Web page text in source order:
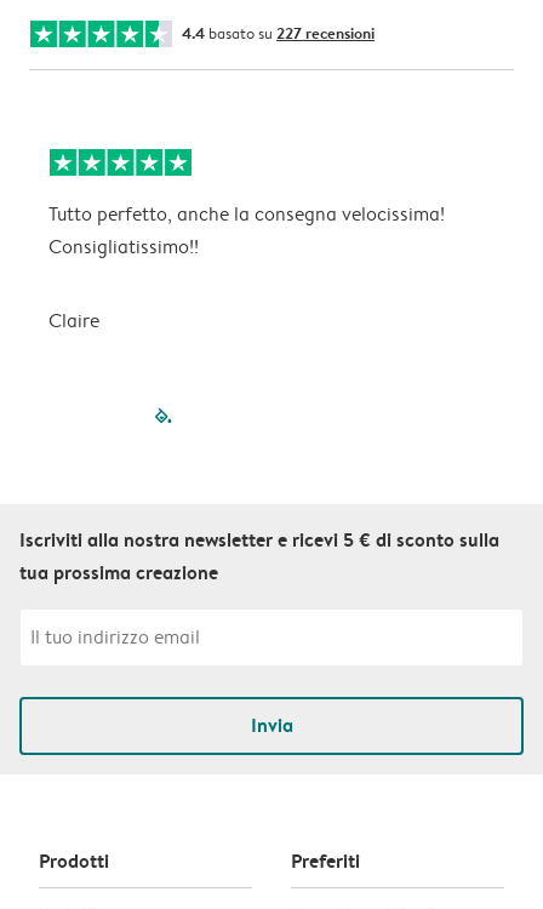
4.4 basato su 227 recensioni
Tutto perfetto, anche la consegna velocissima!
Consigliatissimo!!
Claire
filled-pagination
Iscriviti alla nostra newsletter e ricevi 5 € di sconto sulla
tua prossima creazione
Invia
Prodotti Preferiti